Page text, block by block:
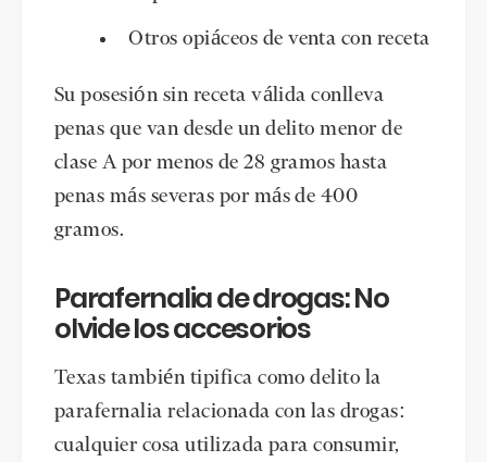
Otros opiáceos de venta con receta
Su posesión sin receta válida conlleva
penas que van desde un delito menor de
clase A por menos de 28 gramos hasta
penas más severas por más de 400
gramos.
Parafernalia de drogas: No
olvide los accesorios
Texas también tipifica como delito la
parafernalia relacionada con las drogas:
cualquier cosa utilizada para consumir,